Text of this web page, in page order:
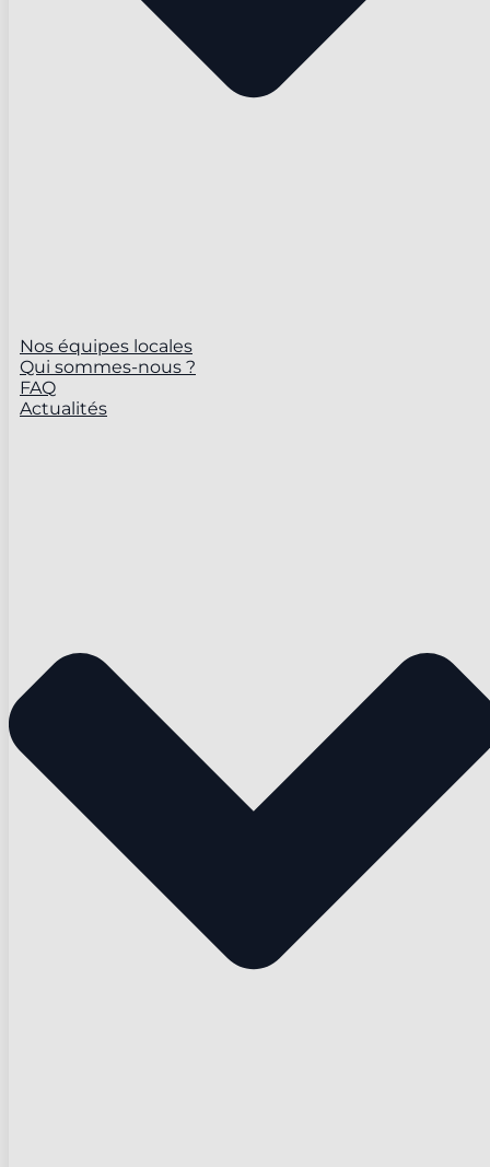
Nos équipes locales
Qui sommes-nous ?
FAQ
Actualités